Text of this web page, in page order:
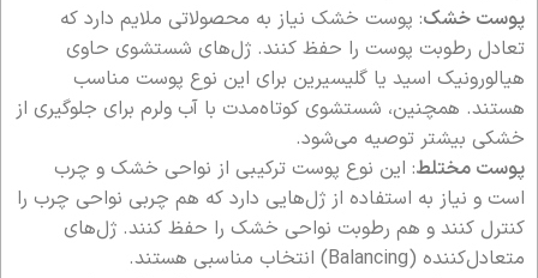
پوست خشک: پوست خشک نیاز به محصولاتی ملایم دارد که
تعادل رطوبت پوست را حفظ کنند. ژل‌های شستشوی حاوی
هیالورونیک اسید یا گلیسیرین برای این نوع پوست مناسب
هستند. همچنین، شستشوی کوتاه‌مدت با آب ولرم برای جلوگیری از
خشکی بیشتر توصیه می‌شود.
پوست مختلط: این نوع پوست ترکیبی از نواحی خشک و چرب
است و نیاز به استفاده از ژل‌هایی دارد که هم چربی نواحی چرب را
کنترل کنند و هم رطوبت نواحی خشک را حفظ کنند. ژل‌های
متعادل‌کننده (Balancing) انتخاب مناسبی هستند.